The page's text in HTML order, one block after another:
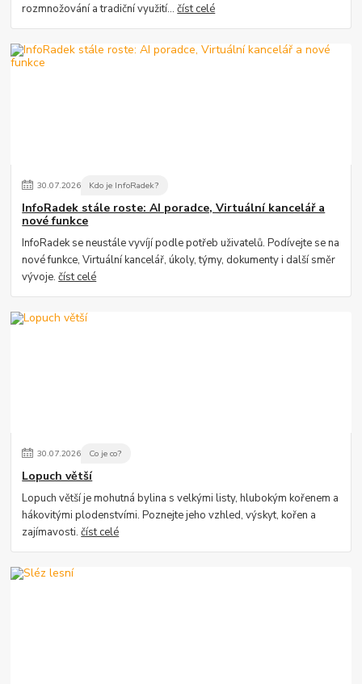
rozmnožování a tradiční využití...číst celé
30.07.2026 Kdo je InfoRadek?
InfoRadek stále roste: AI poradce, Virtuální kancelář a
nové funkce
InfoRadek se neustále vyvíjí podle potřeb uživatelů. Podívejte se na
nové funkce, Virtuální kancelář, úkoly, týmy, dokumenty i další směr
vývoje.číst celé
30.07.2026 Co je co?
Lopuch větší
Lopuch větší je mohutná bylina s velkými listy, hlubokým kořenem a
hákovitými plodenstvími. Poznejte jeho vzhled, výskyt, kořen a
zajímavosti.číst celé